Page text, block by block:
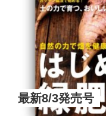
最新8/3発売号